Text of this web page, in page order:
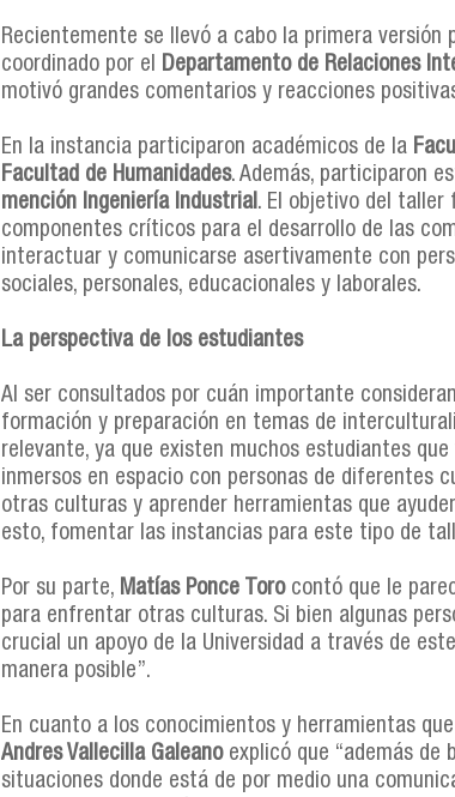
Recientemente se llevó a cabo la primera versión
coordinado por el Departamento de Relaciones
motivó grandes comentarios y reacciones
En la instancia participaron académicos de la
Facultad de Humanidades. Además, participaron
mención Ingeniería Industrial. El objetivo del taller
componentes críticos para el desarrollo de las
interactuar y comunicarse asertivamente con
sociales, personales, educacionales y laborales.
La perspectiva de los estudiantes
Al ser consultados por cuán importante
formación y preparación en temas de
relevante, ya que existen muchos estudiantes
inmersos en espacio con personas de diferentes
otras culturas y aprender herramientas que
esto, fomentar las instancias para este tipo de
Por su parte, Matías Ponce Torocontó que le
para enfrentar otras culturas. Si bien algunas
crucial un apoyo de la Universidad a través de
manera posible”.
En cuanto a los conocimientos y herramientas
Andres Vallecilla Galeanoexplicó que “además de
situaciones donde está de por medio una